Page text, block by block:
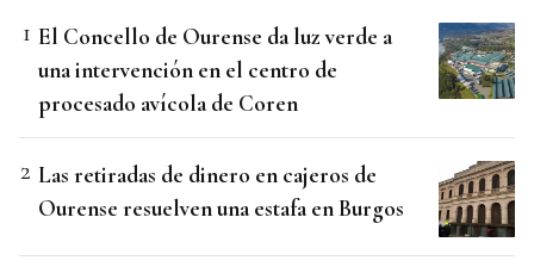
El Concello de Ourense da luz verde a
una intervención en el centro de
procesado avícola de Coren
Las retiradas de dinero en cajeros de
Ourense resuelven una estafa en Burgos